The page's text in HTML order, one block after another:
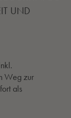
UND
Weg zur
als